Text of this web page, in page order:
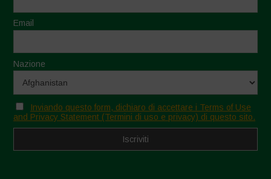
Email
Nazione
Inviando questo form, dichiaro di accettare i Terms of Use
and Privacy Statement (Termini di uso e privacy) di questo sito.